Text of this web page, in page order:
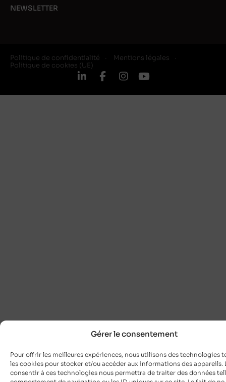
Gérer le consentement
Pour offrir les meilleures expériences, nous utilisons des technologies
les cookies pour stocker et/ou accéder aux informations des appareils.
consentir à ces technologies nous permettra de traiter des données
NEWSLETTER
Politique de confidentialité
Mentions légales
Politique de cookies (UE)